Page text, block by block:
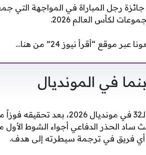
رجل المباراة في المواجهة التي
لكأس العالم 2026.
في المونديال
أحيا المنتخب الكرواتي آماله في التأهل إلى دور
ساد الحذر الدفاعي أجواء الشوط
أي فريق في ترجمة سيطرته إلى هدف.